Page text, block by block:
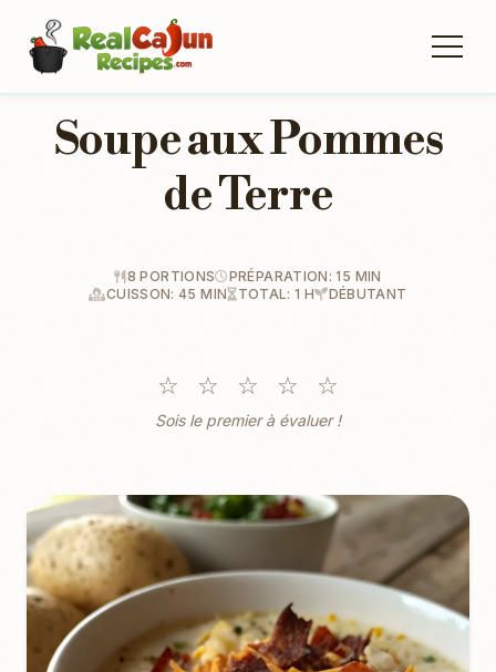
Soupe aux Pommes
de Terre
8 PORTIONS
PRÉPARATION: 15 MIN
CUISSON: 45 MIN
TOTAL: 1 H DÉBUTANT
☆ ☆ ☆ ☆ ☆
Sois le premier à évaluer !